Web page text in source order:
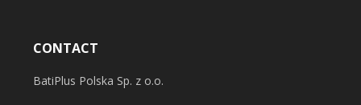
CONTACT
BatiPlus Polska Sp. z o.o.